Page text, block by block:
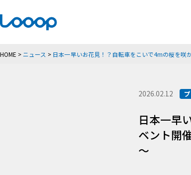
HOME > ニュース > 日本一早いお花見！？自転車をこいで4mの桜を
2026.02.12
日本一早
ベント開
～